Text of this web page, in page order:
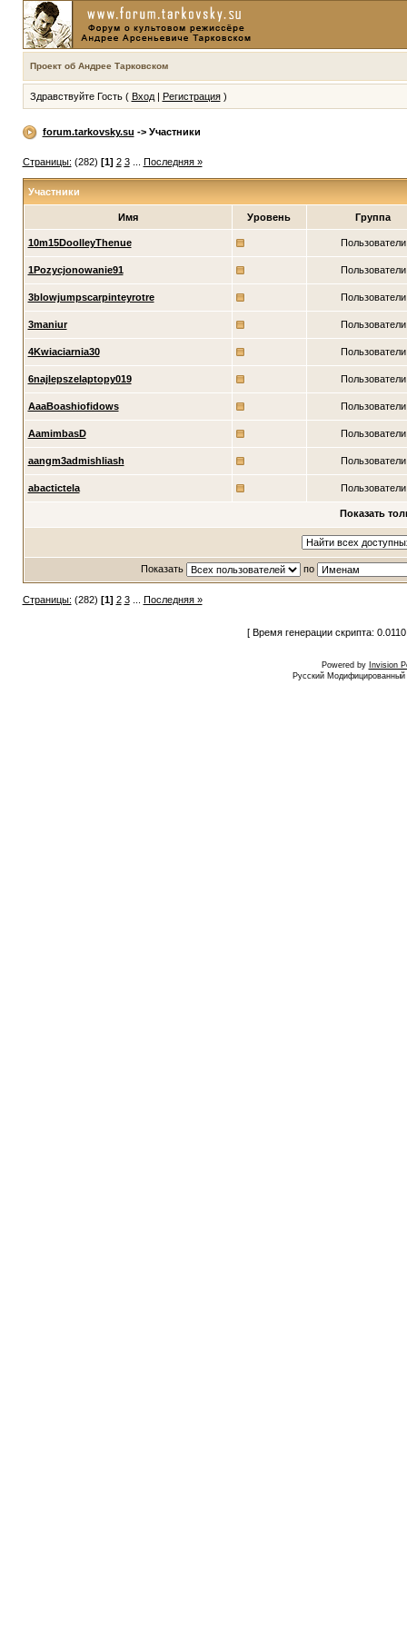
Проект об Андрее Тарковском
Здравствуйте Гость ( Вход| Регистрация)
forum.tarkovsky.su -> Участники
Страницы: (282) [1] 2 3... Последняя »
Участники
Имя Уровень Группа
10m15DoolleyThenue Пользователи
1Pozycjonowanie91 Пользователи
3blowjumpscarpinteyrotre Пользователи
3maniur Пользователи
4Kwiaciarnia30 Пользователи
6najlepszelaptopy019 Пользователи
AaaBoashiofidows Пользователи
AamimbasD Пользователи
aangm3admishliash Пользователи
abactictela Пользователи
Показать
Показать по
Страницы: (282) [1] 2 3... Последняя »
[ Время генерации скрипта:
Powered by Invision
Русский